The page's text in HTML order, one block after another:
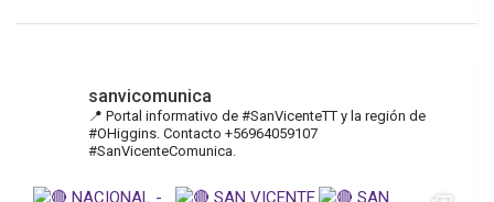
sanvicomunica
📍 Portal informativo de #SanVicenteTT y la región de
#OHiggins. Contacto +56964059107
#SanVicenteComunica.